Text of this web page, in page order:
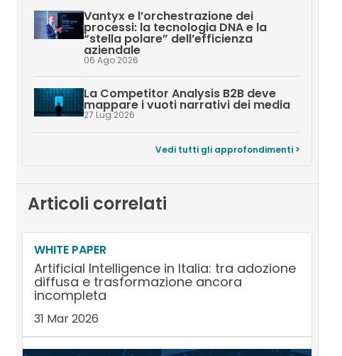
Vantyx e l’orchestrazione dei
processi: la tecnologia DNA e la
“stella polare” dell’efficienza
aziendale
06 Ago 2026
La Competitor Analysis B2B deve
mappare i vuoti narrativi dei media
27 Lug 2026
Vedi tutti gli approfondimenti >
Articoli correlati
WHITE PAPER
Artificial Intelligence in Italia: tra adozione
diffusa e trasformazione ancora
incompleta
31 Mar 2026